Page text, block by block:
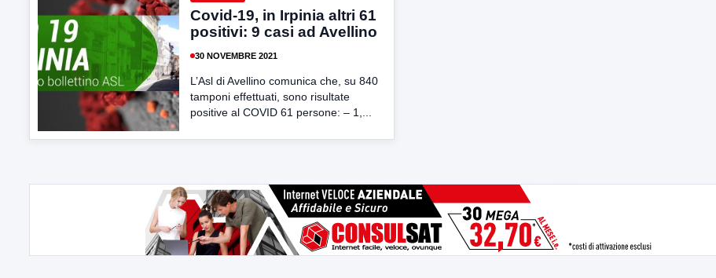
Covid-19, in Irpinia altri 61
positivi: 9 casi ad Avellino
30 NOVEMBRE 2021
L’Asl di Avellino comunica che, su 840
tamponi effettuati, sono risultate
positive al COVID 61 persone: – 1,...